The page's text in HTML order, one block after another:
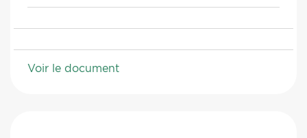
Voir le document